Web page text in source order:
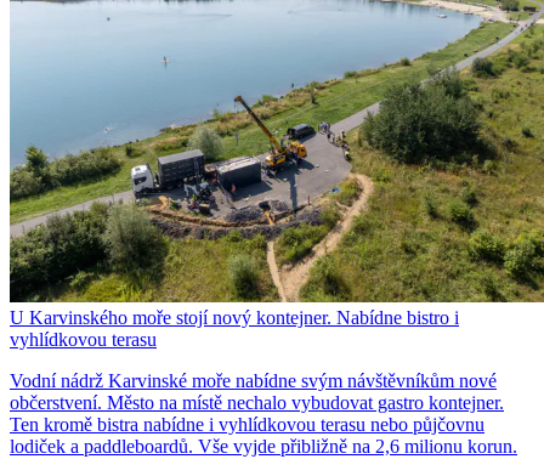
U Karvinského moře stojí nový kontejner. Nabídne bistro i
vyhlídkovou terasu
Vodní nádrž Karvinské moře nabídne svým návštěvníkům nové
občerstvení. Město na místě nechalo vybudovat gastro kontejner.
Ten kromě bistra nabídne i vyhlídkovou terasu nebo půjčovnu
lodiček a paddleboardů. Vše vyjde přibližně na 2,6 milionu korun.